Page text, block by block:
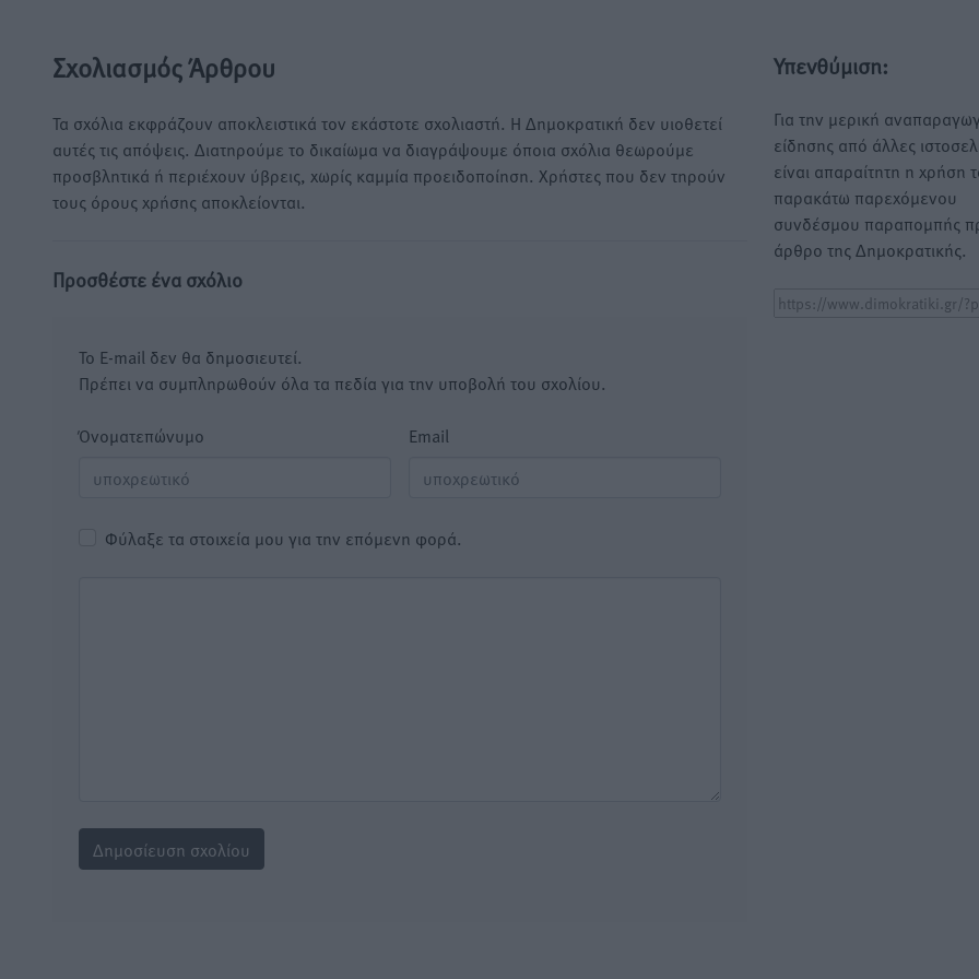
Σχολιασμός Άρθρου
Τα σχόλια εκφράζουν αποκλειστικά τον εκάστοτε σχολιαστή. Η Δημοκρατική δεν υιοθετεί
αυτές τις απόψεις. Διατηρούμε το δικαίωμα να διαγράψουμε όποια σχόλια θεωρούμε
προσβλητικά ή περιέχουν ύβρεις, χωρίς καμμία προειδοποίηση. Χρήστες που δεν τηρούν
τους όρους χρήσης αποκλείονται.
Προσθέστε ένα σχόλιο
Το E-mail δεν θα δημοσιευτεί.
Πρέπει να συμπληρωθούν όλα τα πεδία για την υποβολή του σχολίου.
Όνοματεπώνυμο Email
Φύλαξε τα στοιχεία μου για την επόμενη φορά.
Υπενθύμιση:
Για την μερική
είδησης από άλλες
είναι απαραίτητη η χρήση
παρακάτω παρεχόμενου
συνδέσμου παραπομπής
άρθρο της Δημοκρατικής.